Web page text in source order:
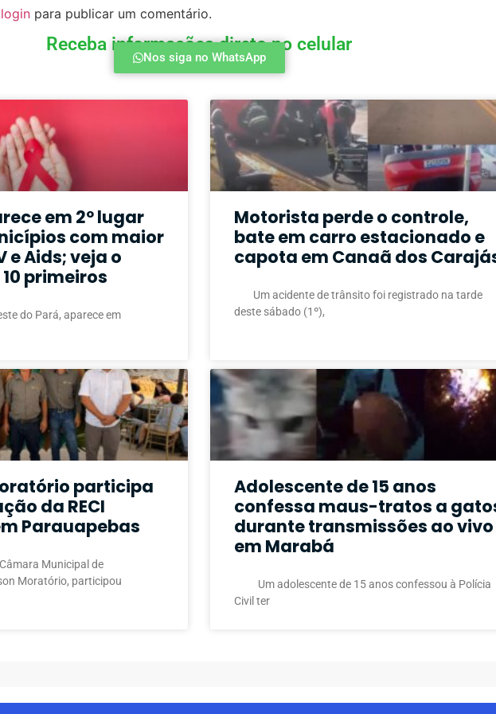
login para publicar um comentário.
Receba informações direto no celular
Nos siga no WhatsApp
em 2º lugar
com maior
e Aids; veja o
primeiros
do Pará, aparece em
Motorista perde o controle,
bate em carro estacionado e
capota em Canaã dos
Um acidente de trânsito foi registrado na tarde
deste sábado (1º),
participa
da RECI
Parauapebas
Municipal de
Moratório, participou
Adolescente de 15 anos
confessa maus-tratos a
durante transmissões ao vivo
em Marabá
Um adolescente de 15 anos confessou à Polícia
Civil ter